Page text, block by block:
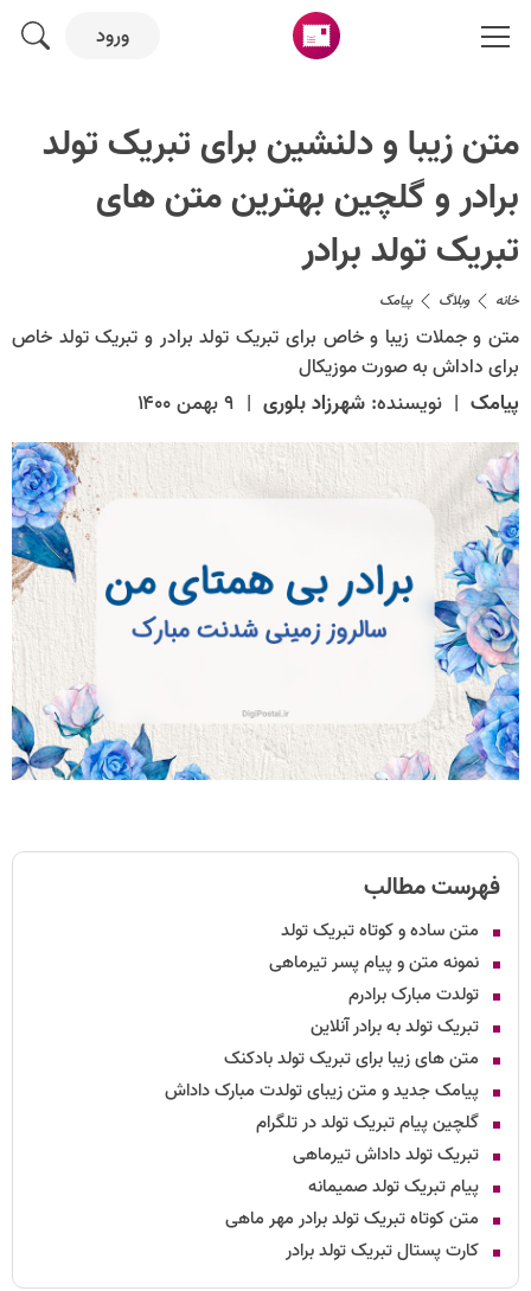
ورود
متن زیبا و دلنشین برای تبریک تولد
برادر و گلچین بهترین متن های
تبریک تولد برادر
خانه وبلاگ پیامک
متن و جملات زیبا و خاص برای تبریک تولد برادر و تبریک تولد خاص
برای داداش به صورت موزیکال
پیامک | نویسنده: شهرزاد بلوری | ۹ بهمن ۱۴۰۰
فهرست مطالب
متن ساده و کوتاه تبریک تولد
نمونه متن و پیام پسر تیرماهی
تولدت مبارک برادرم
تبریک تولد به برادر آنلاین
متن های زیبا برای تبریک تولد بادکنک
پیامک جدید و متن زیبای تولدت مبارک داداش
گلچین پیام تبریک تولد در تلگرام
تبریک تولد داداش تیرماهی
پیام تبریک تولد صمیمانه
متن کوتاه تبریک تولد برادر مهر ماهی
کارت پستال تبریک تولد برادر